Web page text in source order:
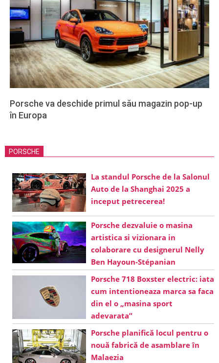
Porsche va deschide primul său magazin pop-up
în Europa
27
PORSCHE
La standul Porsche de la Salonul
Auto de la Shanghai 2025 a
inceput petrecerea!
Porsche dezvaluie o masina
artistica si vizionara in
colaborare cu designerul Nelly
Ben Hayoun-Stépanian
Porsche 718 Boxster electric: iata
cum intentioneaza marca sa faca
din el o „masina sport
adevarata”
Porsche planifică locul pentru o
nouă fabrică de asamblare în
Malaezia